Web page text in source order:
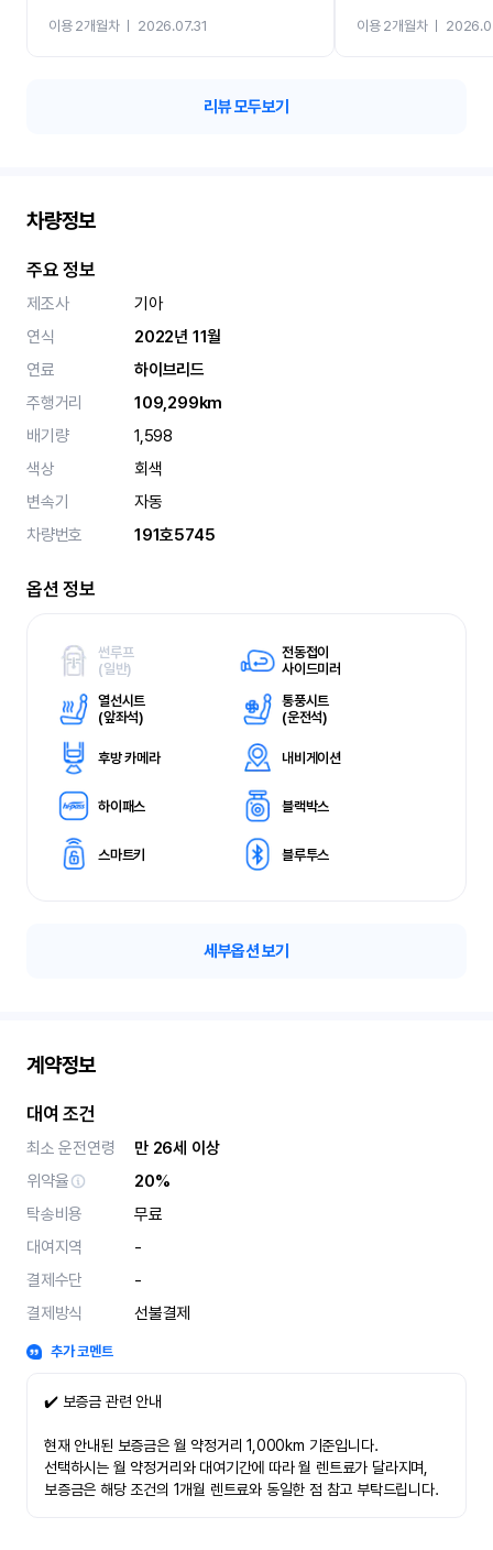
이용 2개월차ㅣ 2026.07.31
카 렌트 고민없이 강추합
이용 2개월차ㅣ
리뷰 모두보기
차량정보
주요 정보
제조사
기아
연식
2022년 11월
연료
하이브리드
주행거리
109,299km
배기량
1,598
색상
회색
변속기
자동
차량번호
191호5745
옵션 정보
썬루프
(일반)
전동접이
사이드미러
열선시트
(앞좌석)
통풍시트
(운전석)
후방 카메라 내비게이션
하이패스 블랙박스
스마트키 블루투스
세부옵션 보기
계약정보
대여 조건
최소 운전연령
만 26세 이상
위약율
20%
탁송비용
무료
대여지역
-
결제수단
-
결제방식
선불결제
추가 코멘트
✔️ 보증금 관련 안내
현재 안내된 보증금은 월 약정거리 1,000km 기준입니다.
선택하시는 월 약정거리와 대여기간에 따라 월 렌트료가 달라지며,
보증금은 해당 조건의 1개월 렌트료와 동일한 점 참고 부탁드립니다.